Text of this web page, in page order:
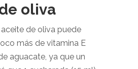
oliva
de oliva puede
más de vitamina E
aguacate, ya que un